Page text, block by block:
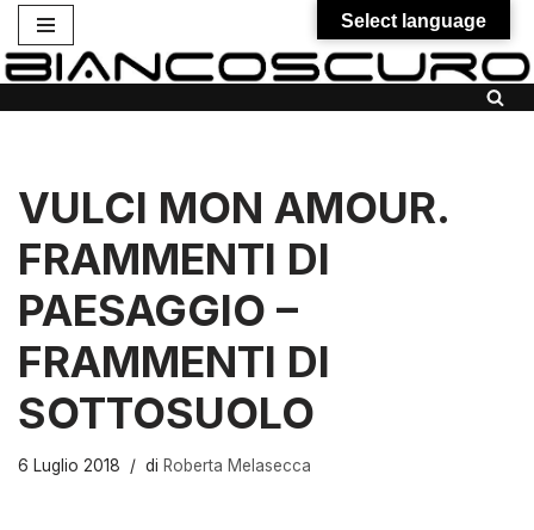
Vai
VULCI MON AMOUR.
FRAMMENTI DI
PAESAGGIO –
FRAMMENTI DI
SOTTOSUOLO
6 Luglio 2018 di Roberta Melasecca
Select language